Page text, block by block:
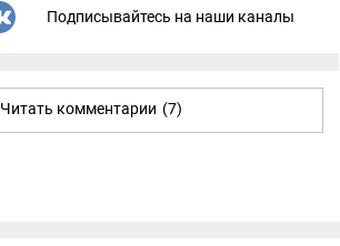
Подписывайтесь на наши каналы
Читать комментарии (7)